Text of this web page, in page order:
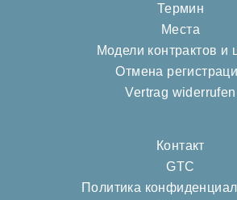
Термин
Места
Модели контрактов и
Отмена
Vertrag widerrufen
Контакт
GTC
Политика